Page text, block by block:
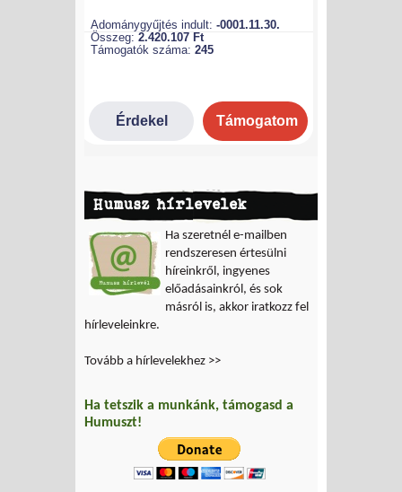
Humusz hírlevelek
Ha szeretnél e-mailben
rendszeresen értesülni
híreinkről, ingyenes
előadásainkról, és sok
másról is, akkor iratkozz fel
hírleveleinkre.
Tovább a hírlevelekhez >>
Ha tetszik a munkánk, támogasd a
Humuszt!